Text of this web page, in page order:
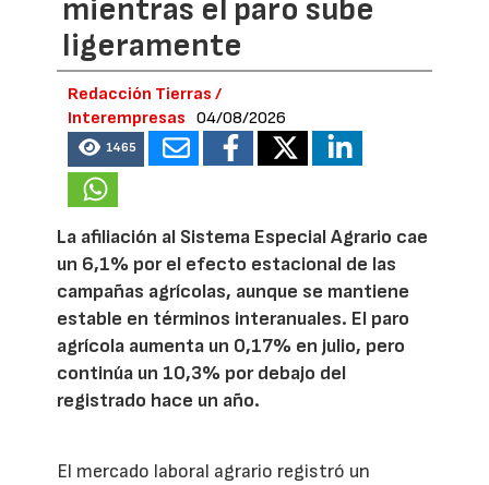
mientras el paro sube
ligeramente
Redacción Tierras /
Interempresas
04/08/2026
1465
La afiliación al Sistema Especial Agrario cae
un 6,1% por el efecto estacional de las
campañas agrícolas, aunque se mantiene
estable en términos interanuales. El paro
agrícola aumenta un 0,17% en julio, pero
continúa un 10,3% por debajo del
registrado hace un año.
El mercado laboral agrario registró un